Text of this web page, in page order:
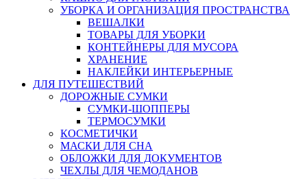
УБОРКА И ОРГАНИЗАЦИЯ ПРОСТРАНСТВА
ВЕШАЛКИ
ТОВАРЫ ДЛЯ УБОРКИ
КОНТЕЙНЕРЫ ДЛЯ МУСОРА
ХРАНЕНИЕ
НАКЛЕЙКИ ИНТЕРЬЕРНЫЕ
ДЛЯ ПУТЕШЕСТВИЙ
ДОРОЖНЫЕ СУМКИ
СУМКИ-ШОППЕРЫ
ТЕРМОСУМКИ
КОСМЕТИЧКИ
МАСКИ ДЛЯ СНА
ОБЛОЖКИ ДЛЯ ДОКУМЕНТОВ
ЧЕХЛЫ ДЛЯ ЧЕМОДАНОВ